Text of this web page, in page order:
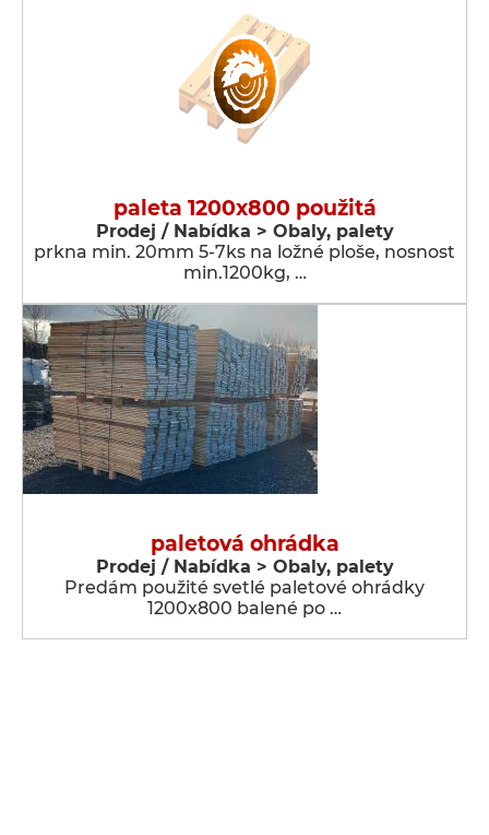
paleta 1200x800 použitá
Prodej / Nabídka > Obaly, palety
prkna min. 20mm 5-7ks na ložné ploše, nosnost
min.1200kg, …
paletová ohrádka
Prodej / Nabídka > Obaly, palety
Predám použité svetlé paletové ohrádky
1200x800 balené po …